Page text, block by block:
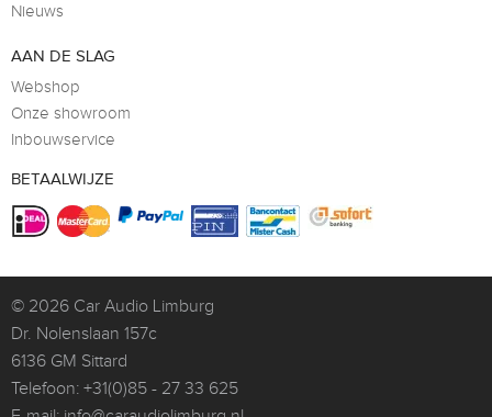
Nieuws
AAN DE SLAG
Webshop
Onze showroom
Inbouwservice
BETAALWIJZE
© 2026 Car Audio Limburg
Dr. Nolenslaan 157c
6136 GM Sittard
Telefoon: +31(0)85 - 27 33 625